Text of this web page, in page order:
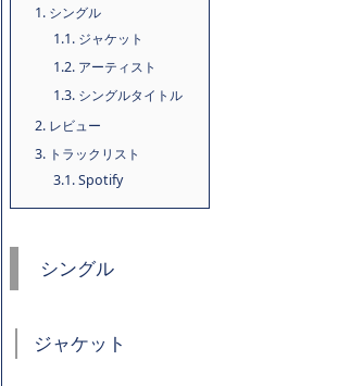
1. シングル
1.1. ジャケット
1.2. アーティスト
1.3. シングルタイトル
2. レビュー
3. トラックリスト
3.1.Spotify
シングル
ジャケット